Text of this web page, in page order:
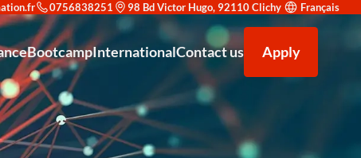
0756838251 98 Bd Victor Hugo, 92110 Clichy Français
Redsup
Redsup
: une double reconnaissance prestigieuse
en cybersécurité : trouvez le parcours adapté à votre objectif
Bac+2 Technicien supérieur système et réseau
Bac+3 Administrateur d’infrastructures sécurisées
Accompagnement à la recherche d'alternance
Our partners
Types de contrats
Bootcamp
F5 AWAF (Application Web Application Firewall)
Microsoft Office 365
F5 LTM (Local Traffic Manager)
International
Venir étudier à Redsup
Contact us Apply